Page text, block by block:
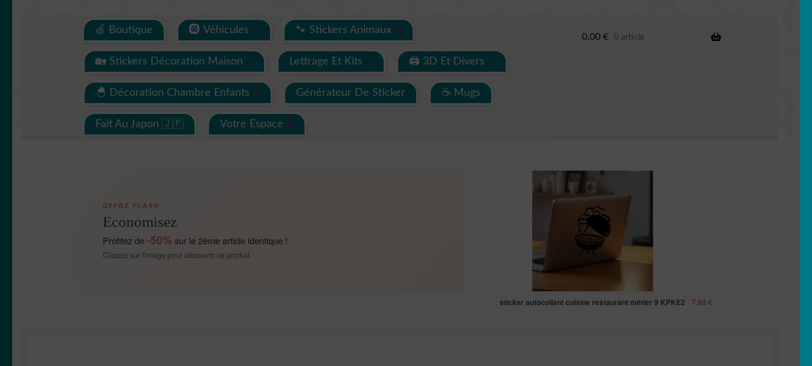
🍏 Boutique 🛞 Véhicules 🐾 Stickers Animaux
🏡 Stickers Décoration Maison Lettrage Et Kits 🖨 3D Et Divers
🐣 Décoration Chambre Enfants Générateur De Sticker ☕ Mugs
Fait Au Japon 🇯🇵 Votre Espace
0,00 € 0 article
OFFRE FLASH
Economisez
Profitez de-50% sur le 2ème article identique !
Cliquez sur l'image pour découvrir ce produit.
sticker autocollant cuisine restaurant métier 9 KPKE2 7,80 €